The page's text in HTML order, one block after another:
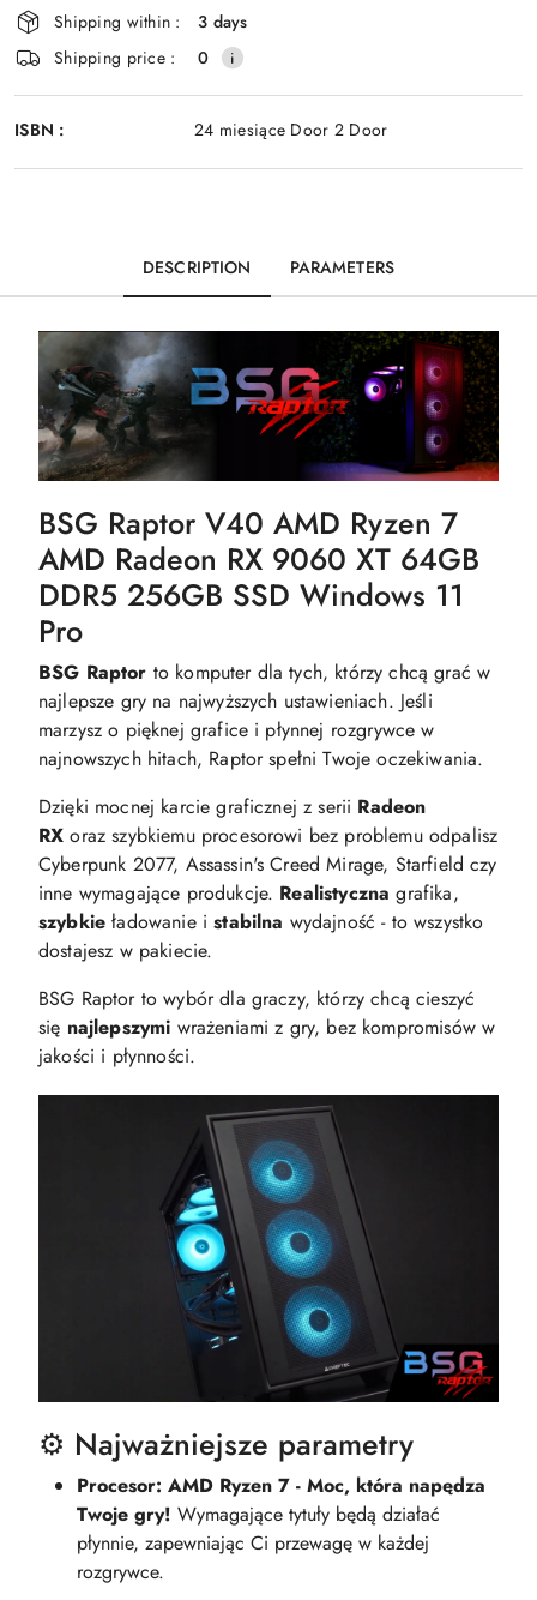
delivery
Shipping within :
3 days
Shipping price :
0
ISBN : 24 miesiące Door 2 Door
DESCRIPTION PARAMETERS
BSG Raptor V40 AMD Ryzen 7
AMD Radeon RX 9060 XT 64GB
DDR5 256GB SSD Windows 11
Pro
BSG Raptor to komputer dla tych, którzy chcą grać w
najlepsze gry na najwyższych ustawieniach. Jeśli
marzysz o pięknej grafice i płynnej rozgrywce w
najnowszych hitach, Raptor spełni Twoje oczekiwania.
Dzięki mocnej karcie graficznej z serii Radeon
RXoraz szybkiemu procesorowi bez problemu odpalisz
Cyberpunk 2077, Assassin's Creed Mirage, Starfield czy
inne wymagające produkcje. Realistyczna grafika,
szybkie ładowanie istabilna wydajność - to wszystko
dostajesz w pakiecie.
BSG Raptor to wybór dla graczy, którzy chcą cieszyć
się najlepszymi wrażeniami z gry, bez kompromisów w
jakości i płynności.
⚙️ Najważniejsze parametry
Procesor: AMD Ryzen 7 - Moc, która napędza
Twoje gry! Wymagające tytuły będą działać
płynnie, zapewniając Ci przewagę w każdej
rozgrywce.